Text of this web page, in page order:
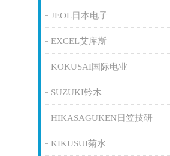
JEOL日本电子
EXCEL艾库斯
KOKUSAI国际电业
SUZUKI铃木
HIKASAGUKEN日笠技研
KIKUSUI菊水